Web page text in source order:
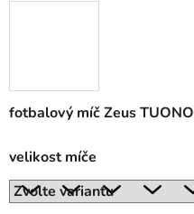
fotbalový míč Zeus TUONO
velikost míče